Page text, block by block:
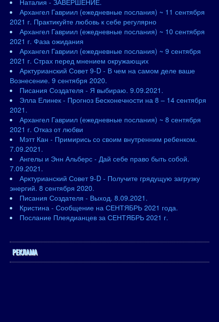
Наталия - ЗАВЕРШЕНИЕ.
Архангел Гавриил (ежедневные послания) ~ 11 сентября
2021 г. Практикуйте любовь к себе регулярно
Архангел Гавриил (ежедневные послания) ~ 10 сентября
2021 г. Фаза ожидания
Архангел Гавриил (ежедневные послания) ~ 9 сентября
2021 г. Страх перед мнением окружающих
Арктурианский Совет 9-D - В чем на самом деле ваше
Вознесение. 9 сентября 2020.
Писания Создателя - Я выбираю. 9.09.2021.
Элла Елинек - Прогноз Бесконечности на 8 – 14 сентября
2021.
Архангел Гавриил (ежедневные послания) ~ 8 сентября
2021 г. Отказ от любви
Мэтт Кан - Примирись со своим внутренним ребенком.
7.09.2021.
Ангелы и Энн Альберс - Дай себе право быть собой.
7.09.2021.
Арктурианский Совет 9-D - Получите грядущую загрузку
энергий. 8 сентября 2020.
Писания Создателя - Выход. 8.09.2021.
Кристина - Сообщение на СЕНТЯБРЬ 2021 года.
Послание Плеядианцев за СЕНТЯБРЬ 2021 г.
РЕКЛАМА